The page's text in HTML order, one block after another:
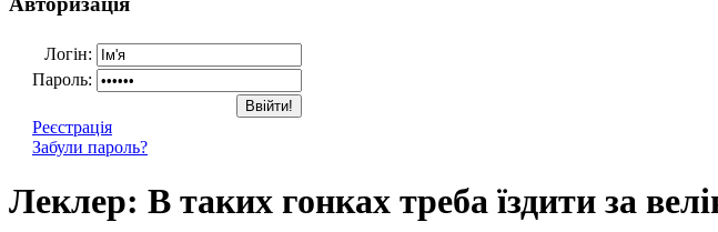
Логін:
Пароль:
Реєстрація
Забули пароль?
Леклер: В таких гонках треба їздити за